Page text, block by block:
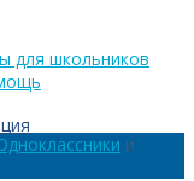
для школьников
и